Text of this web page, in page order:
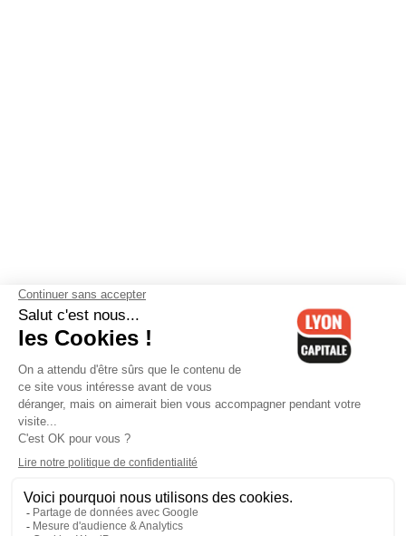
Contactez-nous-Mentions légales-CGV-Politique de
confidentialité-Gestion des cookies